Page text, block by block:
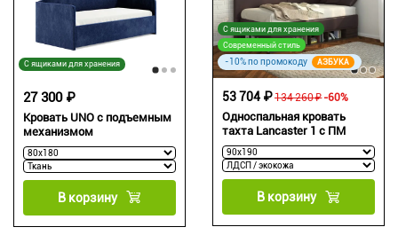
С ящиками для хранения
Кровать UNO с подъемным
механизмом
27 300 ₽
В корзину
С ящиками для хранения
Современный стиль
-10% по промокоду АЗБУКА
Односпальная кровать
тахта Lancaster 1 с ПМ
134 260 ₽
53 704 ₽ -60%
В корзину